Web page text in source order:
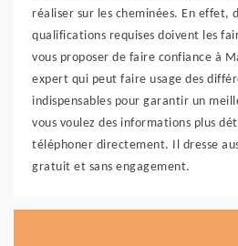
réaliser sur les cheminées. En effet,
qualifications requises doivent les
vous proposer de faire confiance à
expert qui peut faire usage des
indispensables pour garantir un
vous voulez des informations plus
téléphoner directement. Il dresse
gratuit et sans engagement.